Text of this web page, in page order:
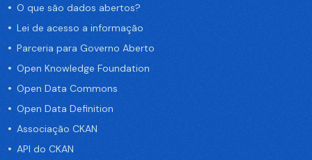
O que são dados abertos?
Lei de acesso a informação
Parceria para Governo Aberto
Open Knowledge Foundation
Open Data Commons
Open Data Definition
Associação CKAN
API do CKAN